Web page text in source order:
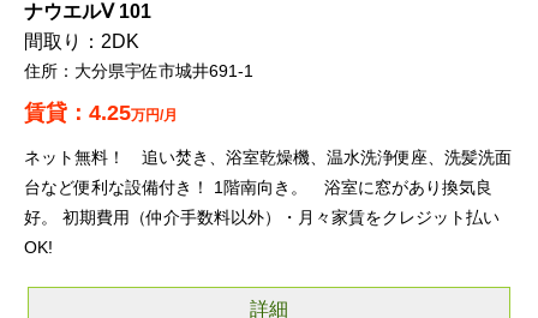
ナウエルⅤ 101
2DK
大分県宇佐市城井691-1
4.25万円/月
ネット無料！ 追い焚き、浴室乾燥機、温水洗浄便座、洗髪洗面
台など便利な設備付き！ 1階南向き。 浴室に窓があり換気良
好。 初期費用（仲介手数料以外）・月々家賃をクレジット払い
OK!
詳細